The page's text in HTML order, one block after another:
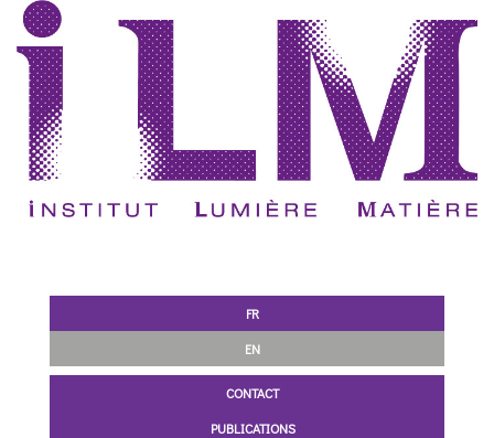
FR
EN
CONTACT
PUBLICATIONS